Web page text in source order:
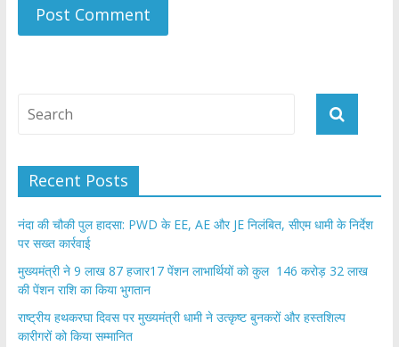
Recent Posts
नंदा की चौकी पुल हादसा: PWD के EE, AE और JE निलंबित, सीएम धामी के निर्देश
पर सख्त कार्रवाई
मुख्यमंत्री ने 9 लाख 87 हजार17 पेंशन लाभार्थियों को कुल 146 करोड़ 32 लाख
की पेंशन राशि का किया भुगतान
राष्ट्रीय हथकरघा दिवस पर मुख्यमंत्री धामी ने उत्कृष्ट बुनकरों और हस्तशिल्प
कारीगरों को किया सम्मानित